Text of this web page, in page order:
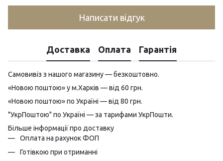
Написати відгук
Доставка Оплата Гарантія
Самовивіз з нашого магазину — безкоштовно.
«Новою поштою» у м.Харків — від 60 грн.
«Новою поштою» по Україні — від 80 грн.
"УкрПоштою" по Україні — за тарифами УкрПошти.
Більше інформації про доставку
Оплата на рахунок ФОП
Готівкою при отриманні